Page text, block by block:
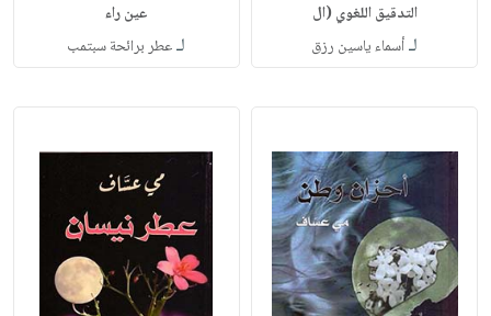
التدقيق اللغوي (ال
لـأسماء ياسين رزق
عين راء
لـعطر برائحة سبتمب